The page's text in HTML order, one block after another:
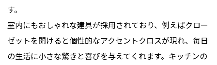
す。
室内にもおしゃれな建具が採用されており、例えばクロー
ゼットを開けると個性的なアクセントクロスが現れ、毎日
の生活に小さな驚きと喜びを与えてくれます。キッチンの